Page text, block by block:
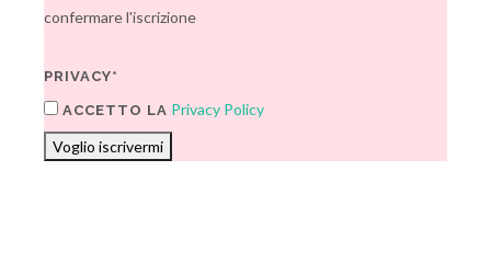
confermare l'iscrizione
PRIVACY*
ACCETTO LA Privacy Policy
Voglio iscrivermi